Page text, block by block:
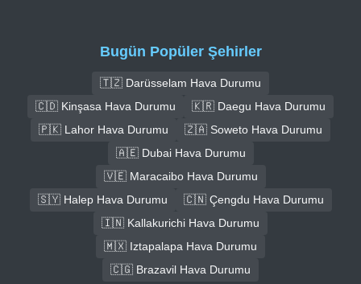
Bugün Popüler Şehirler
🇹🇿 Darüsselam Hava Durumu
🇨🇩 Kinşasa Hava Durumu
🇰🇷 Daegu Hava Durumu
🇵🇰 Lahor Hava Durumu
🇿🇦 Soweto Hava Durumu
🇦🇪 Dubai Hava Durumu
🇻🇪 Maracaibo Hava Durumu
🇸🇾 Halep Hava Durumu
🇨🇳 Çengdu Hava Durumu
🇮🇳 Kallakurichi Hava Durumu
🇲🇽 Iztapalapa Hava Durumu
🇨🇬 Brazavil Hava Durumu